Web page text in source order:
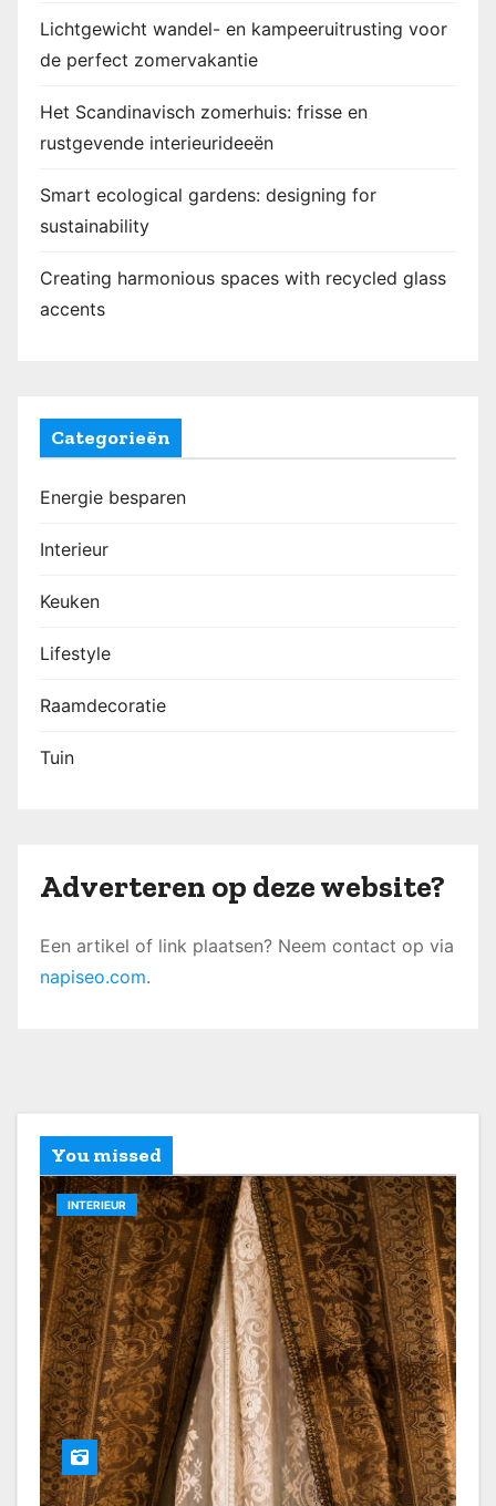
Lichtgewicht wandel- en kampeeruitrusting voor
de perfect zomervakantie
Het Scandinavisch zomerhuis: frisse en
rustgevende interieurideeën
Smart ecological gardens: designing for
sustainability
Creating harmonious spaces with recycled glass
accents
Categorieën
Energie besparen
Interieur
Keuken
Lifestyle
Raamdecoratie
Tuin
Adverteren op deze website?
Een artikel of link plaatsen? Neem contact op via
napiseo.com.
You missed
INTERIEUR